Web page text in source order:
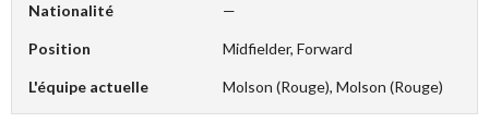
Nationalité —
Position Midfielder, Forward
L'équipe actuelle Molson (Rouge), Molson (Rouge)